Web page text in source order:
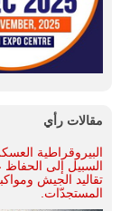
مقالات رأي
البيروقراطية
السبيل إلى
تقاليد الجيش
المستجدّات.